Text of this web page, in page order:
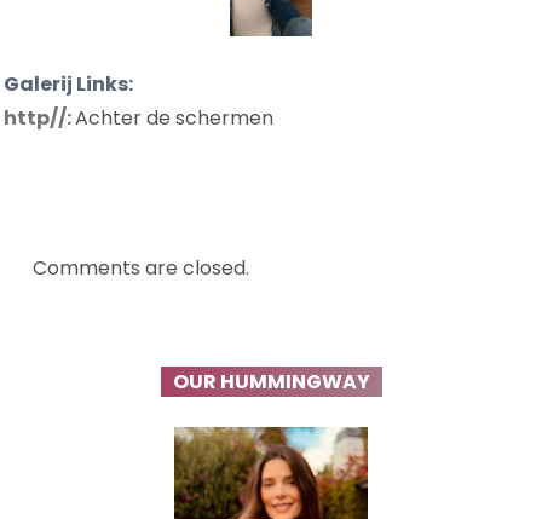
Galerij Links:
http//:Achter de schermen
Comments are closed.
OUR HUMMINGWAY